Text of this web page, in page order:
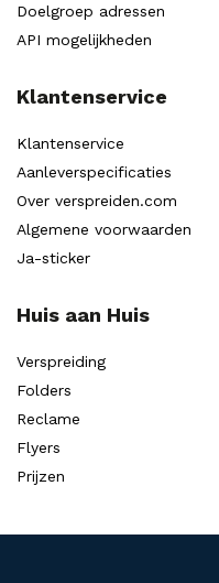
Doelgroep adressen
API mogelijkheden
Klantenservice
Klantenservice
Aanleverspecificaties
Over verspreiden.com
Algemene voorwaarden
Ja-sticker
Huis aan Huis
Verspreiding
Folders
Reclame
Flyers
Prijzen